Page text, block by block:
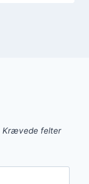
Krævede felter